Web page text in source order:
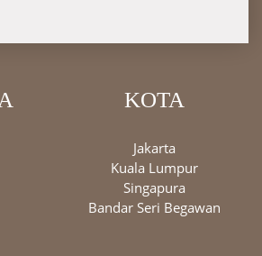
KOTA
Jakarta
Kuala Lumpur
Singapura
Bandar Seri Begawan